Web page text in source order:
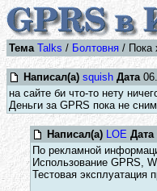
Тема Talks / Болтовня / Пока
Написал(а) squish Дата
на сайте би что-то нету
Деньги за GPRS пока не
Написал(а) LOE Дата
По рекламной
Использование GPRS,
Тестовая эксплуатация